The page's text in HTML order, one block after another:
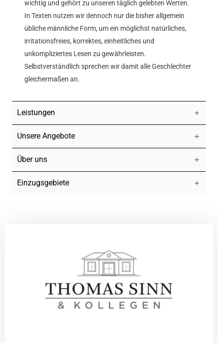
wichtig und gehört zu unseren täglich gelebten Werten.
In Texten nutzen wir dennoch nur die bisher allgemein
übliche männliche Form, um ein möglichst natürliches,
irritationsfreies, korrektes, einheitliches und
unkompliziertes Lesen zu gewährleisten.
Selbstverständlich sprechen wir damit alle Geschlechter
gleichermaßen an.
Leistungen
Unsere Angebote
Über uns
Einzugsgebiete